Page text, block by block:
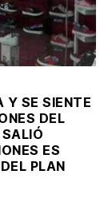
Y SE SIENTE
DEL
ES
PLAN